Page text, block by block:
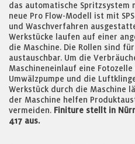
das automatische Spritzsystem
neue Pro Flow-Modell ist mit
und Waschverfahren
Werkstücke laufen auf einer
die Maschine. Die Rollen sind
austauschbar. Um die
Maschineneinlauf eine
Umwälzpumpe und die
Werkstück durch die Maschine
der Maschine helfen
vermeiden. Finiture stellt in
417 aus.